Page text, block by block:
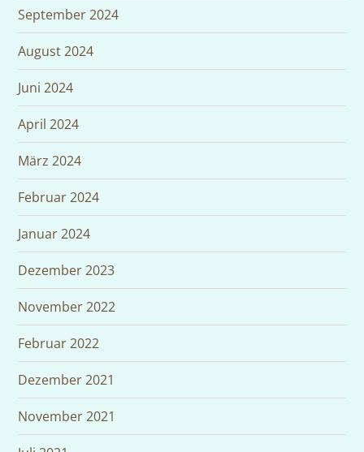
September 2024
August 2024
Juni 2024
April 2024
März 2024
Februar 2024
Januar 2024
Dezember 2023
November 2022
Februar 2022
Dezember 2021
November 2021